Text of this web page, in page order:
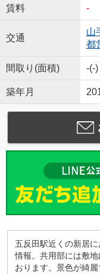
賃料 -
交通
山
都
間取り(面積) -(-)
築年月
五反田駅近くの新居
情報。共用部には敷
おります。景色が綺